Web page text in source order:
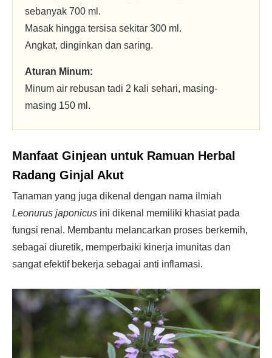
sebanyak 700 ml.
Masak hingga tersisa sekitar 300 ml.
Angkat, dinginkan dan saring.
Aturan Minum:
Minum air rebusan tadi 2 kali sehari, masing-
masing 150 ml.
Manfaat Ginjean untuk Ramuan Herbal
Radang Ginjal Akut
Tanaman yang juga dikenal dengan nama ilmiah
Leonurus japonicus ini dikenal memiliki khasiat pada
fungsi renal. Membantu melancarkan proses berkemih,
sebagai diuretik, memperbaiki kinerja imunitas dan
sangat efektif bekerja sebagai anti inflamasi.